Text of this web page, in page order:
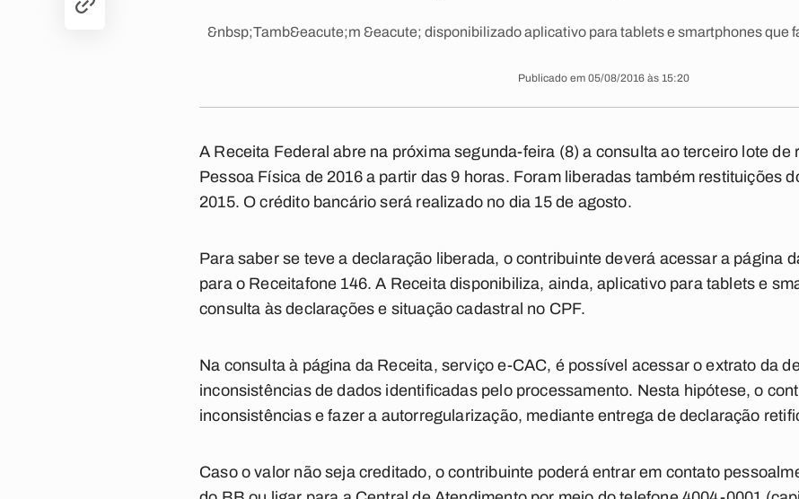
&nbsp;Tamb&eacute;m &eacute; disponibilizado aplicativo para tablets e smartphones que
Publicado em 05/08/2016 às 15:20
A Receita Federal abre na próxima segunda-feira (8) a consulta ao terceiro lote
Pessoa Física de 2016 a partir das 9 horas. Foram liberadas também restituições
2015. O crédito bancário será realizado no dia 15 de agosto.
Para saber se teve a declaração liberada, o contribuinte deverá acessar a página
para o Receitafone 146. A Receita disponibiliza, ainda, aplicativo para tablets e
consulta às declarações e situação cadastral no CPF.
Na consulta à página da Receita, serviço e-CAC, é possível acessar o extrato da
inconsistências de dados identificadas pelo processamento. Nesta hipótese, o
inconsistências e fazer a autorregularização, mediante entrega de declaração
Caso o valor não seja creditado, o contribuinte poderá entrar em contato